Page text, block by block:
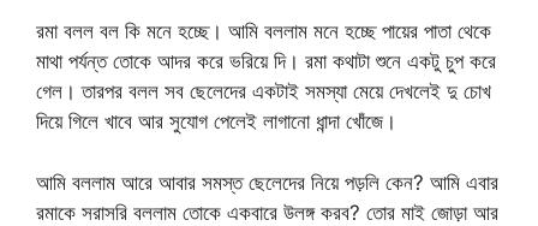
রমা বলল বল কি মনে হচ্ছে। আমি বললাম মনে হচ্ছে পায়ের পাতা থেকে
মাথা পর্যন্ত তোকে আদর করে ভরিয়ে দি। রমা কথাটা শুনে একটু চুপ করে
গেল। তারপর বলল সব ছেলেদের একটাই সমস্যা মেয়ে দেখলেই দু চোখ
দিয়ে গিলে খাবে আর সুযোগ পেলেই লাগানো ধান্দা খোঁজে।
আমি বললাম আরে আবার সমস্ত ছেলেদের নিয়ে পড়লি কেন? আমি এবার
রমাকে সরাসরি বললাম তোকে একবারে উলঙ্গ করব? তোর মাই জোড়া আর